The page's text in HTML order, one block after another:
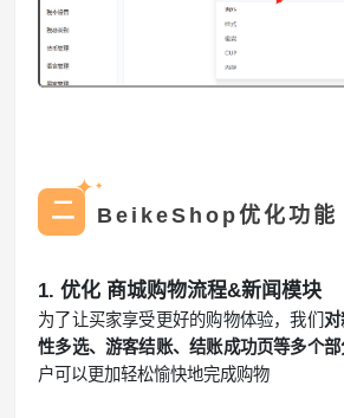
✦ ✦
二 BeikeShop优化功能
1. 优化 商城购物流程&新闻模块
为了让买家享受更好的购物体验，我们
性多选、游客结账、结账成功页等多个
户可以更加轻松愉快地完成购物